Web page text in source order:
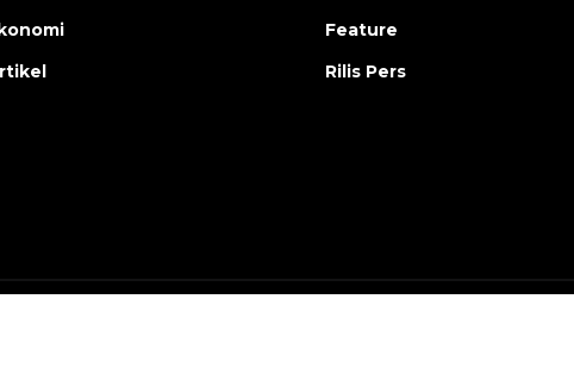
Feature
Rilis Pers